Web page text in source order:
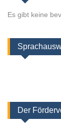
Es gibt keine
Der